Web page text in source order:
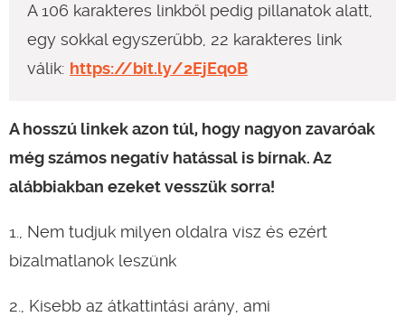
A 106 karakteres linkből pedig pillanatok alatt,
egy sokkal egyszerűbb, 22 karakteres link
válik: https://bit.ly/2EjEqoB
A hosszú linkek azon túl, hogy nagyon zavaróak
még számos negatív hatással is bírnak. Az
alábbiakban ezeket vesszük sorra!
1., Nem tudjuk milyen oldalra visz és ezért
bizalmatlanok leszünk
2., Kisebb az átkattintási arány, ami